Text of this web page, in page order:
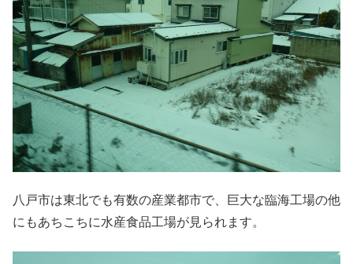
八戸市は東北でも有数の産業都市で、巨大な臨海工場の他
にもあちこちに水産食品工場が見られます。